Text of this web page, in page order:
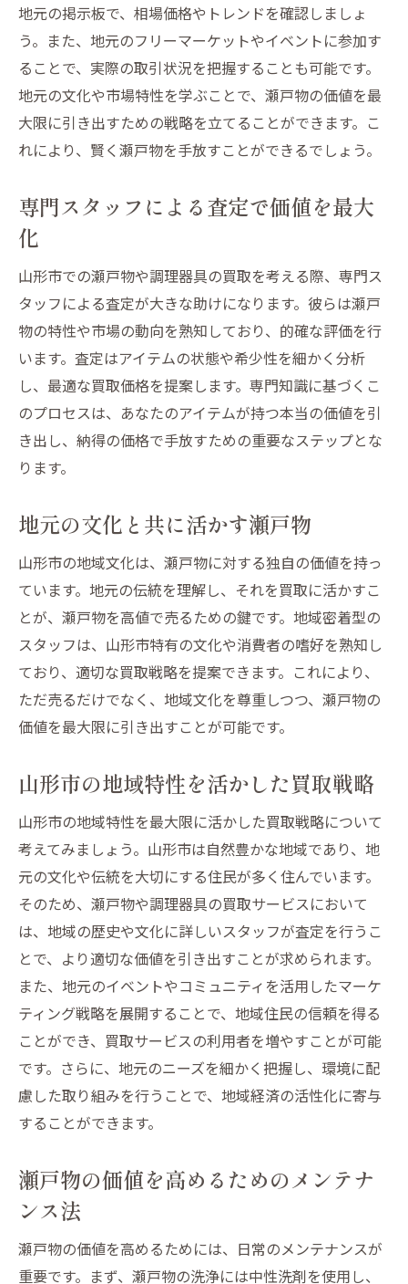
地元の掲示板で、相場価格やトレンドを確認しましょ
う。また、地元のフリーマーケットやイベントに参加す
ることで、実際の取引状況を把握することも可能です。
地元の文化や市場特性を学ぶことで、瀬戸物の価値を最
大限に引き出すための戦略を立てることができます。こ
れにより、賢く瀬戸物を手放すことができるでしょう。
専門スタッフによる査定で価値を最大
化
山形市での瀬戸物や調理器具の買取を考える際、専門ス
タッフによる査定が大きな助けになります。彼らは瀬戸
物の特性や市場の動向を熟知しており、的確な評価を行
います。査定はアイテムの状態や希少性を細かく分析
し、最適な買取価格を提案します。専門知識に基づくこ
のプロセスは、あなたのアイテムが持つ本当の価値を引
き出し、納得の価格で手放すための重要なステップとな
ります。
地元の文化と共に活かす瀬戸物
山形市の地域文化は、瀬戸物に対する独自の価値を持っ
ています。地元の伝統を理解し、それを買取に活かすこ
とが、瀬戸物を高値で売るための鍵です。地域密着型の
スタッフは、山形市特有の文化や消費者の嗜好を熟知し
ており、適切な買取戦略を提案できます。これにより、
ただ売るだけでなく、地域文化を尊重しつつ、瀬戸物の
価値を最大限に引き出すことが可能です。
山形市の地域特性を活かした買取戦略
山形市の地域特性を最大限に活かした買取戦略について
考えてみましょう。山形市は自然豊かな地域であり、地
元の文化や伝統を大切にする住民が多く住んでいます。
そのため、瀬戸物や調理器具の買取サービスにおいて
は、地域の歴史や文化に詳しいスタッフが査定を行うこ
とで、より適切な価値を引き出すことが求められます。
また、地元のイベントやコミュニティを活用したマーケ
ティング戦略を展開することで、地域住民の信頼を得る
ことができ、買取サービスの利用者を増やすことが可能
です。さらに、地元のニーズを細かく把握し、環境に配
慮した取り組みを行うことで、地域経済の活性化に寄与
することができます。
瀬戸物の価値を高めるためのメンテナ
ンス法
瀬戸物の価値を高めるためには、日常のメンテナンスが
重要です。まず、瀬戸物の洗浄には中性洗剤を使用し、